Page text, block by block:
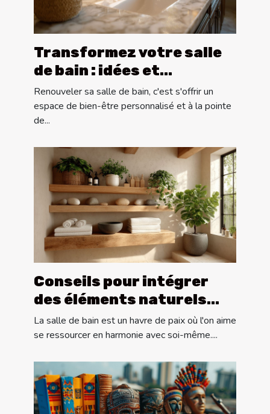
Transformez votre salle
de bain : idées et
tendances de conception
sur mesure
Renouveler sa salle de bain, c'est s'offrir un
espace de bien-être personnalisé et à la pointe
de...
Conseils pour intégrer
des éléments naturels
dans la décoration de
salle de bain
La salle de bain est un havre de paix où l'on aime
se ressourcer en harmonie avec soi-même....